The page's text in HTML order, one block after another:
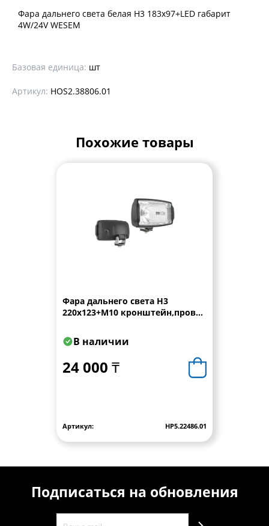
Фара дальнего света белая Н3 183x97+LED габарит
4W/24V WESEM
Базовая единица: шт
Артикул: HOS2.38806.01
Похожие товары
Фара дальнего света Н3
220x123+M10 кронштейн,провод
В наличии
24 000 ₸
Артикул: HP5.22486.01
Подписаться на обновления